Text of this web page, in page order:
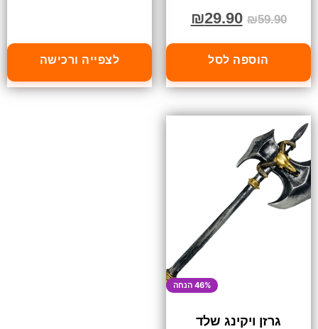
₪59.90
₪29.90
הוספה לסל לצפייה ורכישה
46% הנחה
גרזן ויקינג שלד